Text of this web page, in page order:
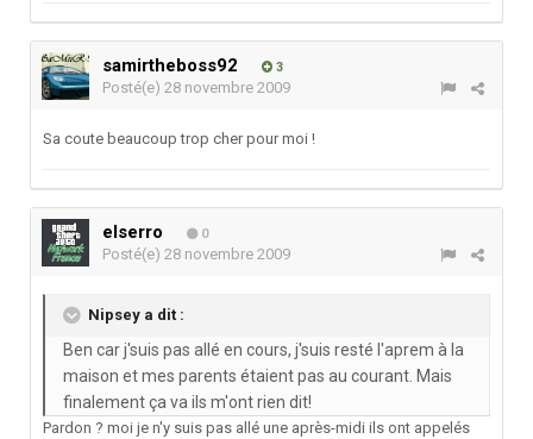
samirtheboss92 3
Posté(e) 28 novembre 2009
Sa coute beaucoup trop cher pour moi !
elserro 0
Posté(e) 28 novembre 2009
Nipsey a dit :
Ben car j'suis pas allé en cours, j'suis resté l'aprem à la
maison et mes parents étaient pas au courant. Mais
finalement ça va ils m'ont rien dit!
Pardon ? moi je n'y suis pas allé une après-midi ils ont appelés